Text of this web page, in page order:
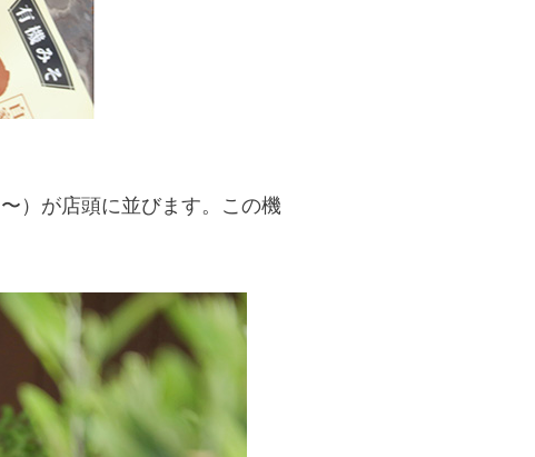
）が店頭に並びます。この機